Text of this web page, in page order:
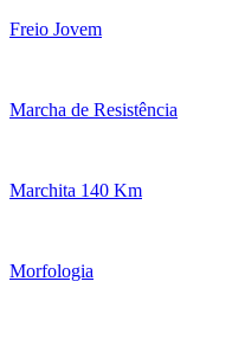
Freio Jovem
Marcha de Resistência
Marchita 140 Km
Morfologia